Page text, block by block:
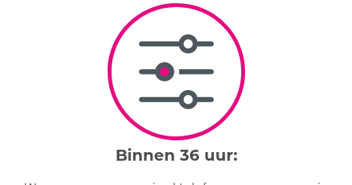
Binnen 36 uur: